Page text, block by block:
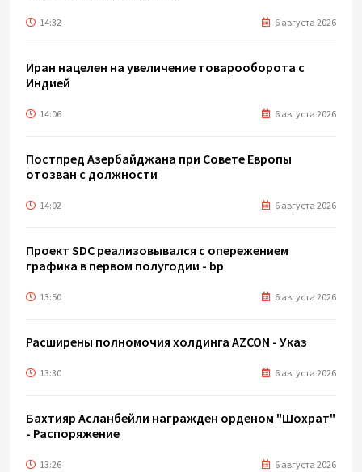
14:32 6 августа 2026
Иран нацелен на увеличение товарооборота с
Индией
14:06 6 августа 2026
Постпред Азербайджана при Совете Европы
отозван с должности
14:02 6 августа 2026
Проект SDC реализовывался с опережением
графика в первом полугодии - bp
13:50 6 августа 2026
Расширены полномочия холдинга AZCON - Указ
13:30 6 августа 2026
Бахтияр Асланбейли награжден орденом "Шохрат"
- Распоряжение
13:26 6 августа 2026